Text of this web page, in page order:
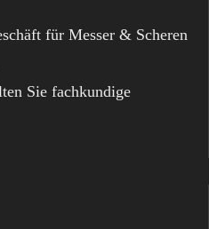
für Messer & Scheren
Sie fachkundige